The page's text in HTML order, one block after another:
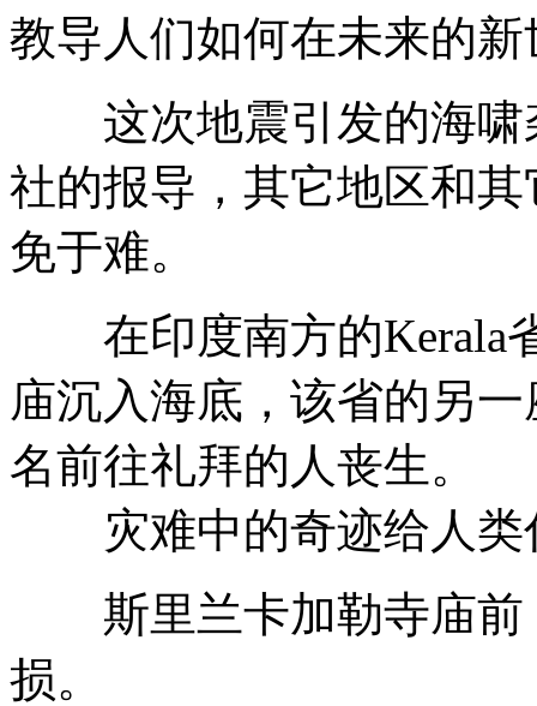
教导人们如何在未来的
这次地震引发的海啸
社的报导，其它地区和
免于难。
在印度南方的Kerala
庙沉入海底，该省的另
名前往礼拜的人丧生。
灾难中的奇迹给人类
斯里兰卡加勒寺庙前
损。